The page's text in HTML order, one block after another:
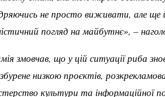
не просто виживати, але
погляд на майбутнє», –
змовчав, що у цій ситуації риба
низкою проєктів,
культури та інформаційної